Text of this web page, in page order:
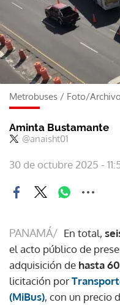
Metrobuses / Foto/Archivo
Aminta Bustamante
@anaisht01
30 de octubre 2025 -
PANAMÁ/ En total,
el acto público de
adquisición de hasta
licitación por
(MiBus), con un precio